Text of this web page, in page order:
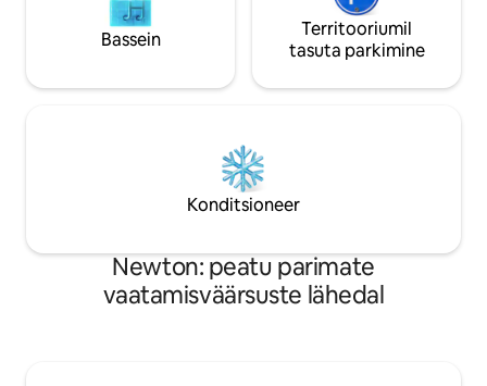
Bassein
Territooriumil
tasuta parkimine
Konditsioneer
Newton: peatu parimate
vaatamisväärsuste lähedal